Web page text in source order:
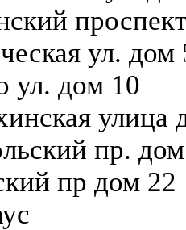
ул. дом
ул. дом 10
улица
пр.
пр дом 22